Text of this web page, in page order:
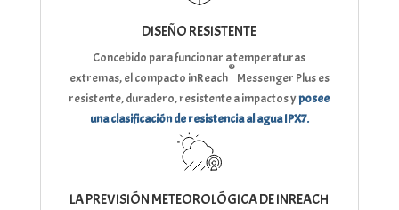
DISEÑO RESISTENTE
Concebido para funcionar a temperaturas
extremas, el compacto inReach
®
Messenger Plus es
resistente, duradero, resistente a impactos yposee
una clasificación de resistencia al agua IPX7.
LA PREVISIÓN METEOROLÓGICA DE INREACH